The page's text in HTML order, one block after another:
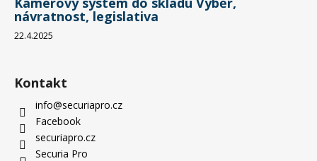
návratnost, legislativa
22.4.2025
Kontakt
info@securiapro.cz
Facebook
securiapro.cz
Securia Pro